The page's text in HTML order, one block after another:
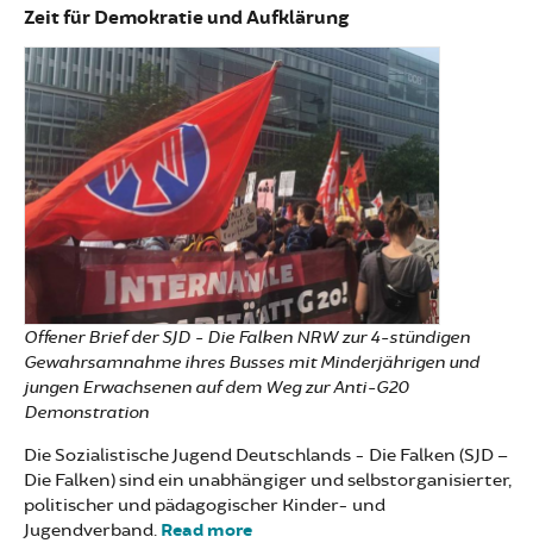
Zeit für Demokratie und Aufklärung
Offener Brief der SJD - Die Falken NRW zur 4-stündigen
Gewahrsamnahme ihres Busses mit Minderjährigen und
jungen Erwachsenen auf dem Weg zur Anti-G20
Demonstration
Die Sozialistische Jugend Deutschlands - Die Falken (SJD –
Die Falken) sind ein unabhängiger und selbstorganisierter,
politischer und pädagogischer Kinder- und
Jugendverband. Read more